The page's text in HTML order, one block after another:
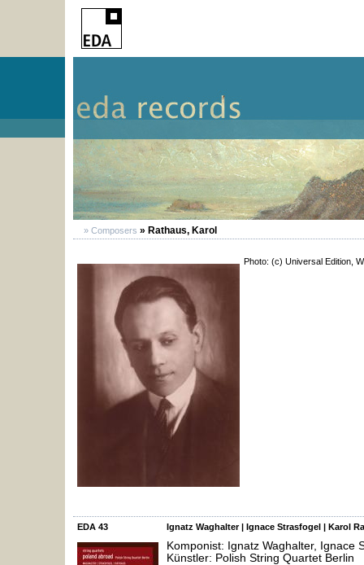
» Composers » Rathaus, Karol
Photo: (c) Universal Edition,
EDA 43 Ignatz Waghalter | Ignace Strasfogel | Karol
Komponist: Ignatz Waghalter, Ignace
Künstler: Polish String Quartet Berlin